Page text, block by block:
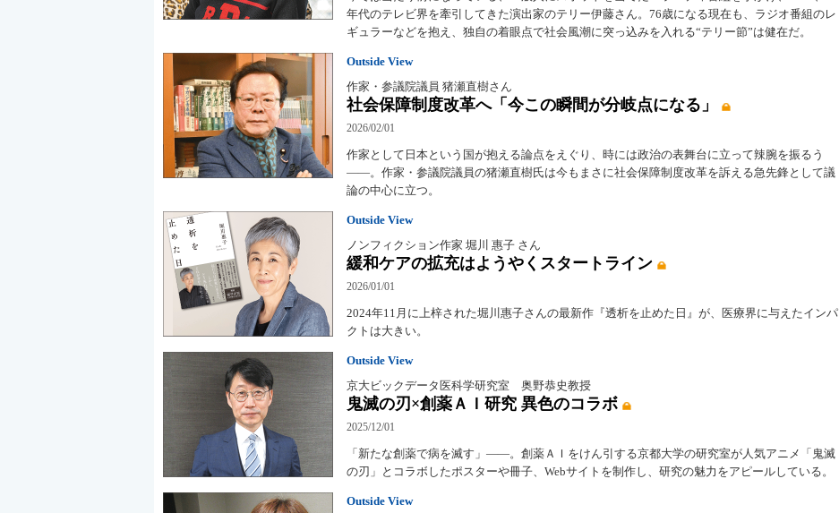
年代のテレビ界を牽引してきた演出家のテリー伊藤さん。76歳になる現在も、ラジオ番組のレ
ギュラーなどを抱え、独自の着眼点で社会風潮に突っ込みを入れる“テリー節”は健在だ。
Outside View
作家・参議院議員 猪瀬直樹さん
社会保障制度改革へ「今この瞬間が分岐点になる」
2026/02/01
作家として日本という国が抱える論点をえぐり、時には政治の表舞台に立って辣腕を振るう
――。作家・参議院議員の猪瀬直樹氏は今もまさに社会保障制度改革を訴える急先鋒として議
論の中心に立つ。
Outside View
ノンフィクション作家 堀川 惠子 さん
緩和ケアの拡充はようやくスタートライン
2026/01/01
2024年11月に上梓された堀川惠子さんの最新作『透析を止めた日』が、医療界に与えたインパ
クトは大きい。
Outside View
京大ビックデータ医科学研究室 奥野恭史教授
鬼滅の刃×創薬ＡＩ研究 異色のコラボ
2025/12/01
「新たな創薬で病を滅す」――。創薬ＡＩをけん引する京都大学の研究室が人気アニメ「鬼滅
の刃」とコラボしたポスターや冊子、Webサイトを制作し、研究の魅力をアピールしている。
Outside View